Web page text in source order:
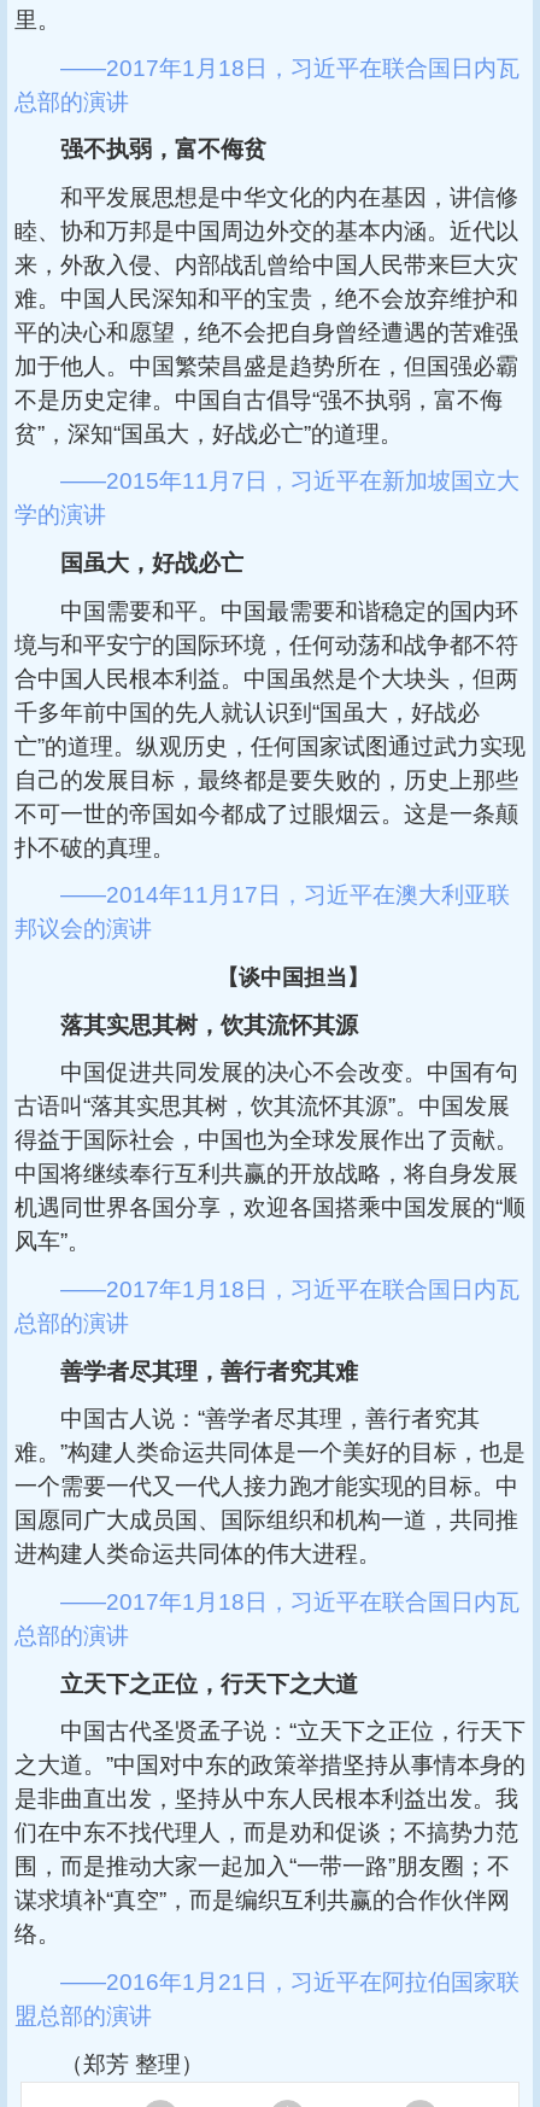
里。
——2017年1月18日，习近平在联合国日内瓦
总部的演讲
强不执弱，富不侮贫
和平发展思想是中华文化的内在基因，讲信修
睦、协和万邦是中国周边外交的基本内涵。近代以
来，外敌入侵、内部战乱曾给中国人民带来巨大灾
难。中国人民深知和平的宝贵，绝不会放弃维护和
平的决心和愿望，绝不会把自身曾经遭遇的苦难强
加于他人。中国繁荣昌盛是趋势所在，但国强必霸
不是历史定律。中国自古倡导“强不执弱，富不侮
贫”，深知“国虽大，好战必亡”的道理。
——2015年11月7日，习近平在新加坡国立大
学的演讲
国虽大，好战必亡
中国需要和平。中国最需要和谐稳定的国内环
境与和平安宁的国际环境，任何动荡和战争都不符
合中国人民根本利益。中国虽然是个大块头，但两
千多年前中国的先人就认识到“国虽大，好战必
亡”的道理。纵观历史，任何国家试图通过武力实现
自己的发展目标，最终都是要失败的，历史上那些
不可一世的帝国如今都成了过眼烟云。这是一条颠
扑不破的真理。
——2014年11月17日，习近平在澳大利亚联
邦议会的演讲
【谈中国担当】
落其实思其树，饮其流怀其源
中国促进共同发展的决心不会改变。中国有句
古语叫“落其实思其树，饮其流怀其源”。中国发展
得益于国际社会，中国也为全球发展作出了贡献。
中国将继续奉行互利共赢的开放战略，将自身发展
机遇同世界各国分享，欢迎各国搭乘中国发展的“顺
风车”。
——2017年1月18日，习近平在联合国日内瓦
总部的演讲
善学者尽其理，善行者究其难
中国古人说：“善学者尽其理，善行者究其
难。”构建人类命运共同体是一个美好的目标，也是
一个需要一代又一代人接力跑才能实现的目标。中
国愿同广大成员国、国际组织和机构一道，共同推
进构建人类命运共同体的伟大进程。
——2017年1月18日，习近平在联合国日内瓦
总部的演讲
立天下之正位，行天下之大道
中国古代圣贤孟子说：“立天下之正位，行天下
之大道。”中国对中东的政策举措坚持从事情本身的
是非曲直出发，坚持从中东人民根本利益出发。我
们在中东不找代理人，而是劝和促谈；不搞势力范
围，而是推动大家一起加入“一带一路”朋友圈；不
谋求填补“真空”，而是编织互利共赢的合作伙伴网
络。
——2016年1月21日，习近平在阿拉伯国家联
盟总部的演讲
（郑芳 整理）